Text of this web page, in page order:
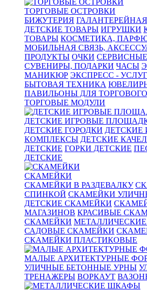
ТОРГОВЫЕ ОСТРОВКИ
БИЖУТЕРИЯ
ДЕТСКИЕ ТОВАРЫ ИГРУШКИ
ТОВАРЫ КОСМЕТИКА,
МОБИЛЬНАЯ СВЯЗЬ,
ПРОДУКТЫ ОЧКИ
СУВЕНИРЫ, ПОДАРКИ ЧАСЫ
МАНИКЮР ЭКСПРЕСС -
БЫТОВАЯ ТЕХНИКА
ПАВИЛЬОНЫ ДЛЯ
ТОРГОВЫЕ МОДУЛИ
ДЕТСКИЕ ИГРОВЫЕ
ДЕТСКИЕ ГОРОДКИ ДЕТСКИЕ
КОМПЛЕКСЫ ДЕТСКИЕ
ДЕТСКИЕ ГОРКИ ДЕТСКИЕ
ДЕТСКИЕ
СКАМЕЙКИ
СКАМЕЙКИ В РАЗДЕВАЛКУ
СПИНКОЙ СКАМЕЙКИ
ДЕТСКИЕ СКАМЕЙКИ
МАГАЗИНОВ КРАСИВЫЕ
СКАМЕЙКИ
САДОВЫЕ СКАМЕЙКИ
СКАМЕЙКИ ПЛАСТИКОВЫЕ
МАЛЫЕ АРХИТЕКТУРНЫЕ
УЛИЧНЫЕ БЕТОННЫЕ УРНЫ
ТРЕНАЖЕРЫ ВОРКАУТ